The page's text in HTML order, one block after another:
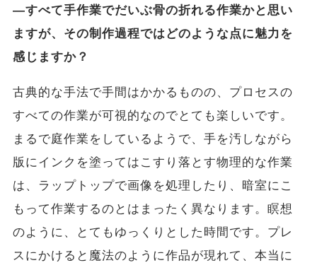
―すべて手作業でだいぶ骨の折れる作業かと思い
ますが、その制作過程ではどのような点に魅力を
感じますか？
古典的な手法で手間はかかるものの、プロセスの
すべての作業が可視的なのでとても楽しいです。
まるで庭作業をしているようで、手を汚しながら
版にインクを塗ってはこすり落とす物理的な作業
は、ラップトップで画像を処理したり、暗室にこ
もって作業するのとはまったく異なります。瞑想
のように、とてもゆっくりとした時間です。プレ
スにかけると魔法のように作品が現れて、本当に